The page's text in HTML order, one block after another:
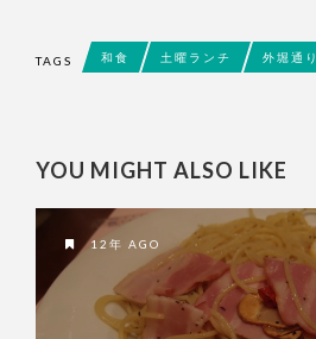
TAGS 和食 土曜ランチ 外堀通り
YOU MIGHT ALSO LIKE
12年 AGO